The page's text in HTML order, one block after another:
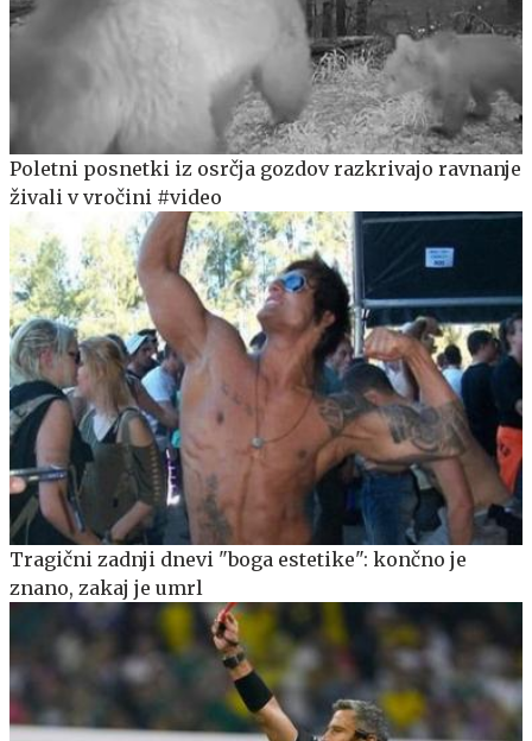
Poletni posnetki iz osrčja gozdov razkrivajo ravnanje
živali v vročini #video
Tragični zadnji dnevi "boga estetike": končno je
znano, zakaj je umrl